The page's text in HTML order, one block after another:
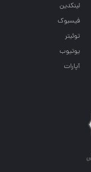
لینکدین
فیسبوک
توئیتر
یوتیوب
آپارات